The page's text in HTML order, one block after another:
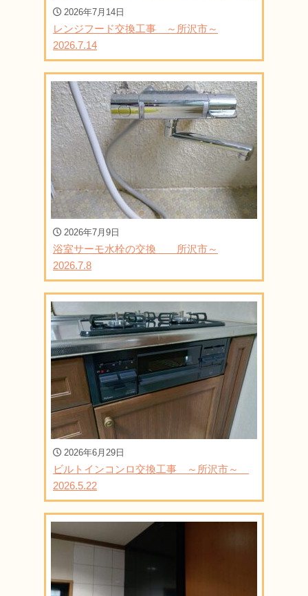
2026年7月14日
レンジフード交換工事 ～所沢市～
2026.7.14
2026年7月9日
浴室サーモ水栓の交換 所沢市～
2026.7.8
2026年6月29日
ビルトインコンロ交換工事 ～所沢市～
2026.5.22